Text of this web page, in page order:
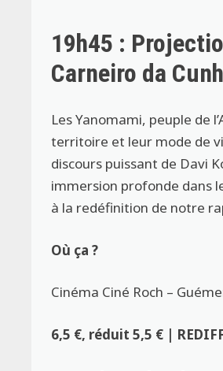
19h45 :
Carneiro da
Les Yanomami, peuple de
territoire et leur mode de
discours puissant de Davi
immersion profonde dans
à la redéfinition de notre
Où ça ?
Cinéma Ciné Roch –
6,5 €, réduit 5,5 € |